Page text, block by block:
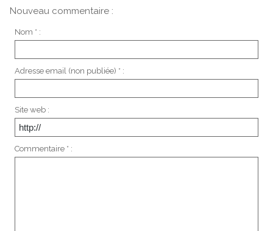
Nouveau commentaire :
Nom * :
Adresse email (non publiée) * :
Site web :
Commentaire * :